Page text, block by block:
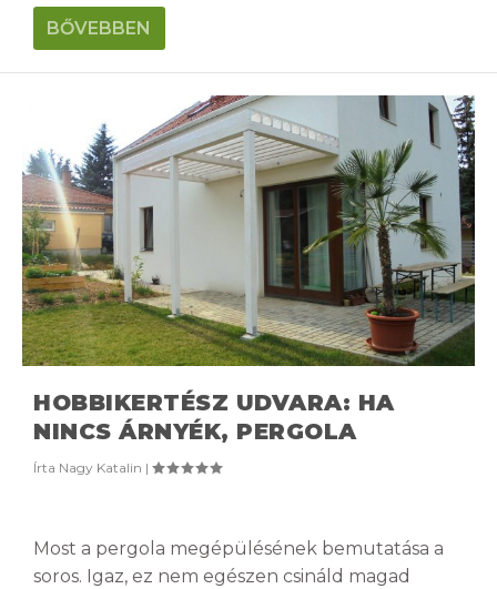
BŐVEBBEN
HOBBIKERTÉSZ UDVARA: HA
NINCS ÁRNYÉK, PERGOLA
Írta Nagy Katalin |
Most a pergola megépülésének bemutatása a
soros. Igaz, ez nem egészen csináld magad